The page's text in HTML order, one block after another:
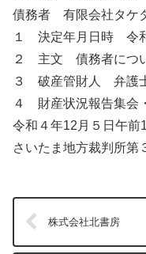
債務者 有限会社タケ
１ 決定年月日時 令
２ 主文 債務者につい
３ 破産管財人 弁
４ 財産状況報告集会
令和４年12月５日午前
さいたま地方裁判所第
株式会社北書房